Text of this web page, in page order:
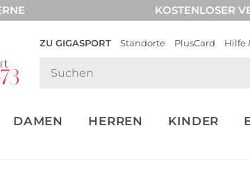
KOSTENLOSER
ZU GIGASPORT Standorte PlusCard Hilfe
DAMEN HERREN KINDER